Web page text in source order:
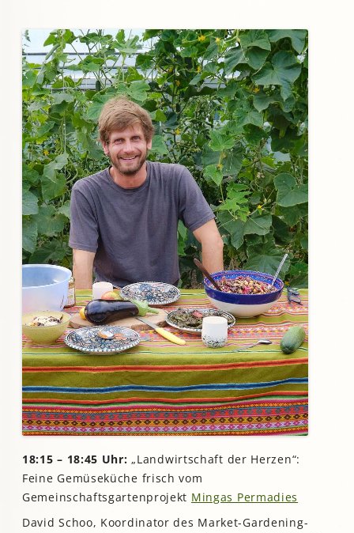
18:15 – 18:45 Uhr: „Landwirtschaft der Herzen“:
Feine Gemüseküche frisch vom
Gemeinschaftsgartenprojekt Mingas Permadies
David Schoo, Koordinator des Market-Gardening-